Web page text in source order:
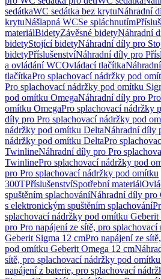
sedátkaWC sedátka bez krytuNáhradní
krytuNášlapná WCSe spláchnutím
materiálBidetyZávěsné bidetyNáhradní
bidetyStojící bidetyNáhradní díly pro
bidetyPříslušenstvíNáhradní díly pro
a ovládání WCOvládací tlačítka
tlačítkaPro splachovací nádržky pod
Pro splachovací nádržky pod omítku
pod omítku OmegaNáhradní díly pro
omítku OmegaPro splachovací nádržky
díly pro Pro splachovací nádržky pod
nádržky pod omítku DeltaNáhradní díly
nádržky pod omítku DeltaPro
TwinlineNáhradní díly pro Pro
TwinlinePro splachovací nádržky pod
pro Pro splachovací nádržky pod omítku
300TPříslušenstvíSpotřební materiál
spuštěním splachováníNáhradní díly pro
s elektronickým spuštěním splachování
splachovací nádržky pod omítku Geberit
pro Pro napájení ze sítě, pro
Geberit Sigma 12 cmPro napájení ze
pod omítku Geberit Omega 12 cm
sítě, pro splachovací nádržky pod
napájení z baterie, pro splachovací